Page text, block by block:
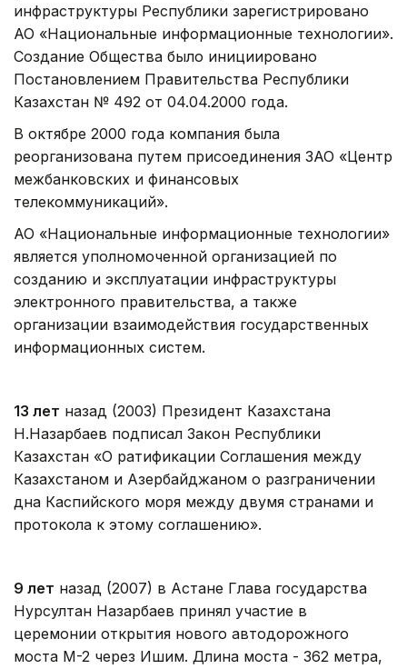
инфраструктуры Республики зарегистрировано
АО «Национальные информационные технологии».
Создание Общества было инициировано
Постановлением Правительства Республики
Казахстан № 492 от 04.04.2000 года.
В октябре 2000 года компания была
реорганизована путем присоединения ЗАО «Центр
межбанковских и финансовых
телекоммуникаций».
АО «Национальные информационные технологии»
является уполномоченной организацией по
созданию и эксплуатации инфраструктуры
электронного правительства, а также
организации взаимодействия государственных
информационных систем.
13 лет назад (2003) Президент Казахстана
Н.Назарбаев подписал Закон Республики
Казахстан «О ратификации Соглашения между
Казахстаном и Азербайджаном о разграничении
дна Каспийского моря между двумя странами и
протокола к этому соглашению».
9 лет назад (2007) в Астане Глава государства
Нурсултан Назарбаев принял участие в
церемонии открытия нового автодорожного
моста М-2 через Ишим. Длина моста - 362 метра,